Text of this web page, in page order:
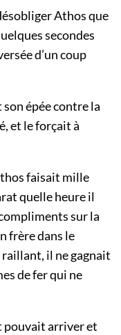
Athos que
secondes
d’un coup
épée contre la
et le forçait à
faisait mille
quelle heure il
sur la
frère dans le
il ne gagnait
de fer qui ne
pouvait arriver et